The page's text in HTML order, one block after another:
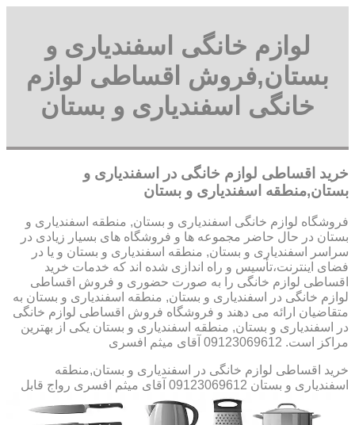
لوازم خانگی اسفندیاری و
بستان,فروش اقساطی لوازم
خانگی اسفندیاری و بستان
خرید اقساطی لوازم خانگی در اسفندیاری و
بستان,منطقه اسفندیاری و بستان
فروشگاه لوازم خانگی اسفندیاری و بستان, منطقه اسفندیاری و
بستان در حال حاضر مجموعه ها و فروشگاه های بسیار زیادی در
سراسر اسفندیاری و بستان, منطقه اسفندیاری و بستان و یا در
فضای اینترنت،تأسیس و راه اندازی شده اند که خدمات خرید
اقساطی لوازم خانگی را به صورت حضوری و فروش اقساطی
لوازم خانگی در اسفندیاری و بستان, منطقه اسفندیاری و بستان به
متقاضیان ارائه می دهند و فروشگاه فروش اقساطی لوازم خانگی
در اسفندیاری و بستان, منطقه اسفندیاری و بستان یکی از بهترین
مراکز است. 09123069612 آقای میثم افسری
خرید اقساطی لوازم خانگی در اسفندیاری و بستان,منطقه
اسفندیاری و بستان 09123069612 آقای میثم افسری
رواج قابل